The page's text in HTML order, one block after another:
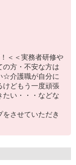
＜＜実務者研修や
方・不安な方は
☆介護職が自分に
どもう一度頑張
い・・・などな
させていただき